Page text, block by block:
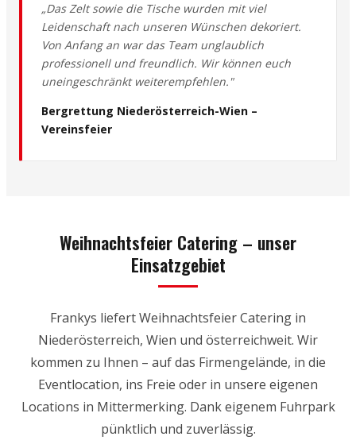
„Das Zelt sowie die Tische wurden mit viel
Leidenschaft nach unseren Wünschen dekoriert.
Von Anfang an war das Team unglaublich
professionell und freundlich. Wir können euch
uneingeschränkt weiterempfehlen."
Bergrettung Niederösterreich-Wien –
Vereinsfeier
Weihnachtsfeier Catering – unser
Einsatzgebiet
Frankys liefert Weihnachtsfeier Catering in
Niederösterreich, Wien und österreichweit. Wir
kommen zu Ihnen – auf das Firmengelände, in die
Eventlocation, ins Freie oder in unsere eigenen
Locations in Mittermerking. Dank eigenem Fuhrpark
pünktlich und zuverlässig.